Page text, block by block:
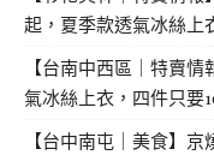
起，夏季款透氣冰絲上
【台南中西區｜特賣
氣冰絲上衣，四件只要
【台中南屯｜美食】